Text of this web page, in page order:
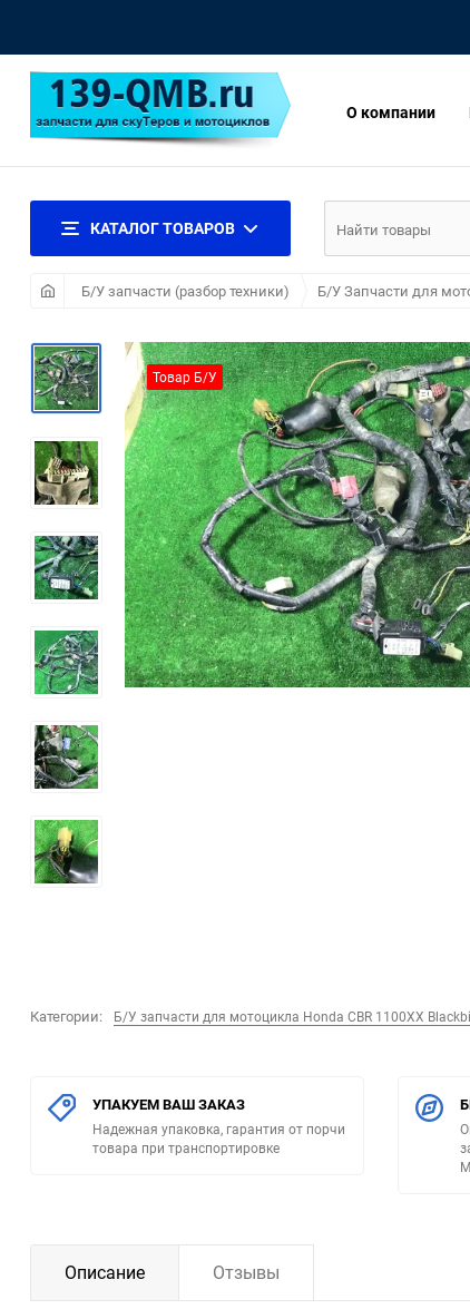
О компании
КАТАЛОГ ТОВАРОВ
Б/У запчасти (разбор техники) Б/У Запчасти для
Товар Б/У
Категории: Б/У запчасти для мотоцикла Honda CBR 1100XX
УПАКУЕМ ВАШ ЗАКАЗ
Надежная упаковка, гарантия от порчи
товара при транспортировке
Описание Отзывы